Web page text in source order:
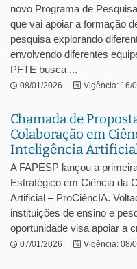
novo Programa de
que vai apoiar a formação
pesquisa explorando
envolvendo diferentes
PFTE busca ...
08/01/2026 Vigência: 16/
Chamada de
Colaboração em
Inteligência
A FAPESP lançou a
Estratégico em Ciência da
Artificial – ProCiêncIA.
instituições de ensino e
oportunidade visa apoiar a
07/01/2026 Vigência: 08/